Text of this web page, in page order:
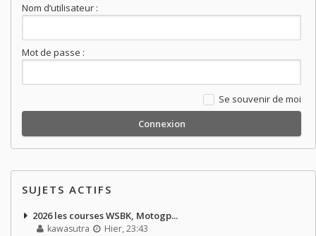
Nom d’utilisateur :
Mot de passe :
Se souvenir de moi
SUJETS ACTIFS
2026 les courses WSBK, Motogp...
kawasutra Hier, 23:43